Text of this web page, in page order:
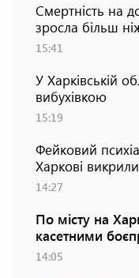
Смертність на
зросла більш
15:41
У Харківській
вибухівкою
15:19
Фейковий
Харкові
14:27
По місту на
касетними
14:05